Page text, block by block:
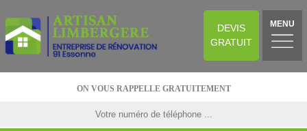
DEVIS
GRATUIT
MENU
ON VOUS RAPPELLE GRATUITEMENT